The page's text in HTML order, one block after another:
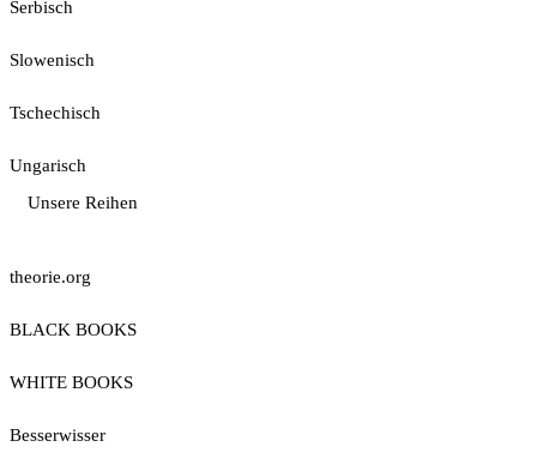
Serbisch
Slowenisch
Tschechisch
Ungarisch
Unsere Reihen
theorie.org
BLACK BOOKS
WHITE BOOKS
Besserwisser